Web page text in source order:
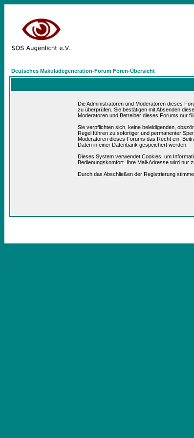
Deutsches Makuladegeneration-Forum Foren-Übersicht
Die Administratoren und Moderatoren dieses
zu überprüfen. Sie bestätigen mit Absenden
Moderatoren und Betreiber dieses Forums nur
Sie verpflichten sich, keine beleidigenden,
Regel führen zu sofortiger und permanenter
Moderatoren dieses Forums das Recht ein,
Daten in einer Datenbank gespeichert werden.
Dieses System verwendet Cookies, um
Bedienungskomfort. Ihre Mail-Adresse wird nur
Durch das Abschließen der Registrierung